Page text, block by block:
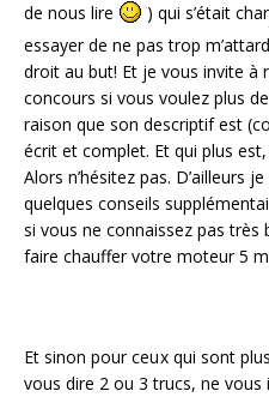
de nous lire
) qui s’était
essayer de ne pas trop
droit au but! Et je vous invite à
concours si vous voulez plus
raison que son descriptif est
écrit et complet. Et qui plus
Alors n’hésitez pas. D’ailleurs
quelques conseils
si vous ne connaissez pas très
faire chauffer votre moteur 5
Et sinon pour ceux qui sont
vous dire 2 ou 3 trucs, ne vous